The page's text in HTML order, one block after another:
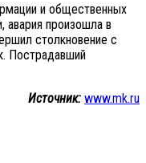
и общественных
произошла в
столкновение с
Пострадавший
Источник: www.mk.ru